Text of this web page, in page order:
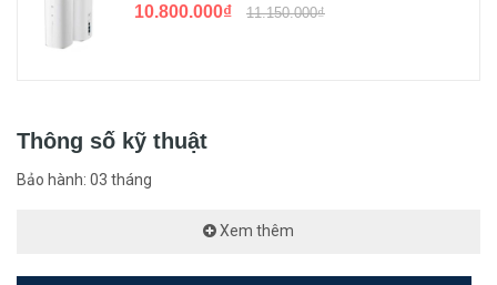
10.800.000₫ 11.150.000₫
Thông số kỹ thuật
Bảo hành: 03 tháng
Xem thêm